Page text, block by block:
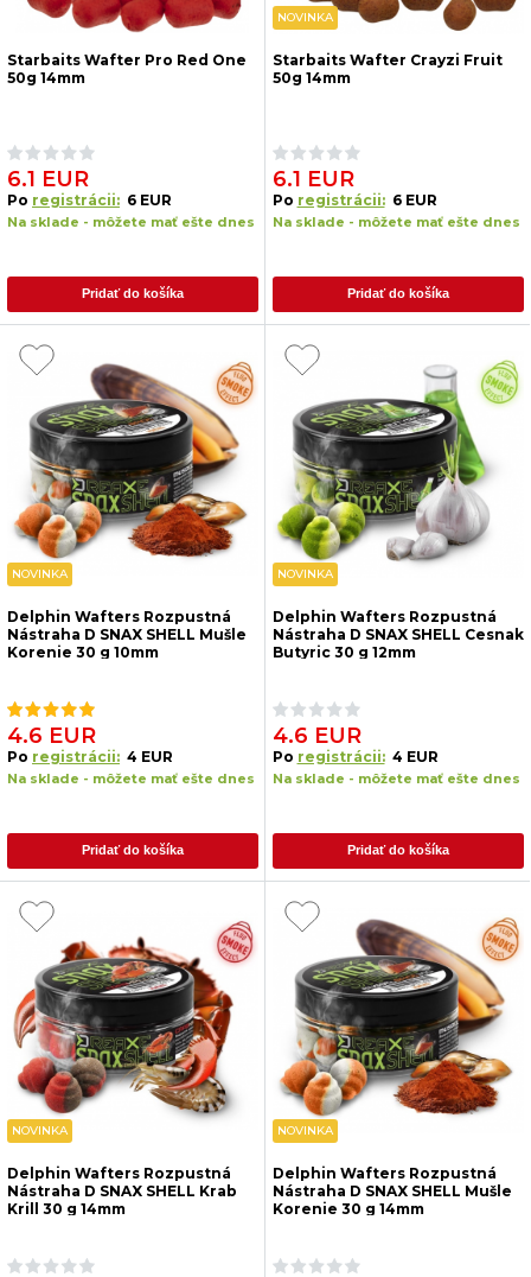
Starbaits Wafter Pro Red One
50g 14mm
6.1 EUR
Po registrácii: 6 EUR
Na sklade - môžete mať ešte dnes
Pridať do košíka
NOVINKA
Starbaits Wafter Crayzi Fruit
50g 14mm
6.1 EUR
Po registrácii: 6 EUR
Na sklade - môžete mať ešte dnes
Pridať do košíka
NOVINKA
Delphin Wafters Rozpustná
Nástraha D SNAX SHELL Mušle
Korenie 30 g 10mm
4.6 EUR
Po registrácii: 4 EUR
Na sklade - môžete mať ešte dnes
Pridať do košíka
NOVINKA
Delphin Wafters Rozpustná
Nástraha D SNAX SHELL Cesnak
Butyric 30 g 12mm
4.6 EUR
Po registrácii: 4 EUR
Na sklade - môžete mať ešte dnes
Pridať do košíka
NOVINKA
Delphin Wafters Rozpustná
Nástraha D SNAX SHELL Krab
Krill 30 g 14mm
NOVINKA
Delphin Wafters Rozpustná
Nástraha D SNAX SHELL Mušle
Korenie 30 g 14mm